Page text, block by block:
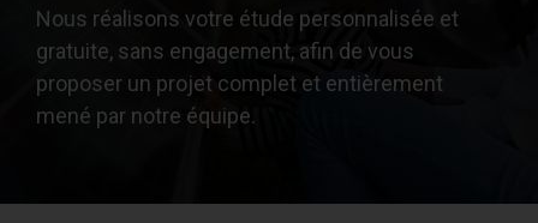
Nous réalisons votre étude personnalisée et
gratuite, sans engagement, afin de vous
proposer un projet complet et entièrement
mené par notre équipe.